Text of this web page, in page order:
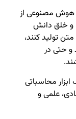
هوش مصنوعی از
و خلق دانش
تولید کنند،
و حتی در
محاسباتی
علمی و